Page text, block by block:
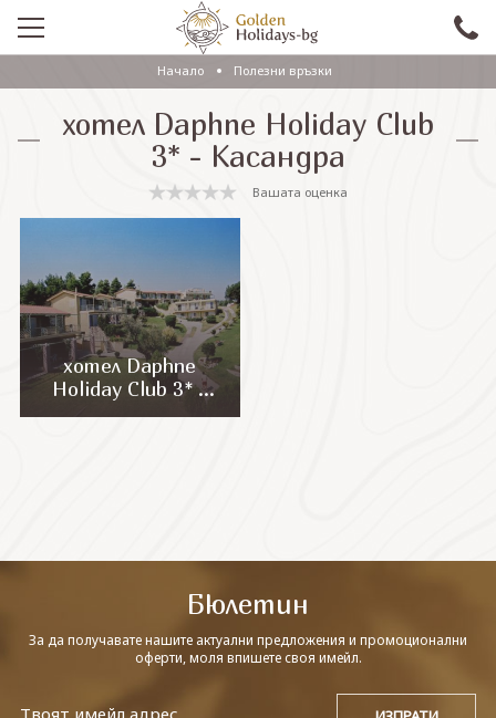
ПРОМО
EКСКУРЗИИ СЪС САМОЛЕТ
ЕКСКУРЗИИ С АВТОБУС
ПОЧИВКИ С АВТОБУС
ПРАЗНИЦИ
ЕКЗОТИКА
Начало Полезни връзки
хотел Daphne Holiday Club
3* - Касандра
Вашата оценка
хотел Daphne
Holiday Club 3* -
Касандра
Бюлетин
За да получавате нашите актуални предложения и промоционални
оферти, моля впишете своя имейл.